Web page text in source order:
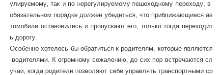
улируемому ,так и по нерегулируемому пешеходному переходу, в
обязательном порядке должен убедиться, что приближающиеся ав
томобили остановились и пропускают его ,только тогда переходит
ь дорогу
Особенно хотелось бы обратиться к родителям которые являются
водителями
К огромному сожалению, до сих пор встречаются сл
учаи ,когда родители позволяют себе управлять транспортными ср